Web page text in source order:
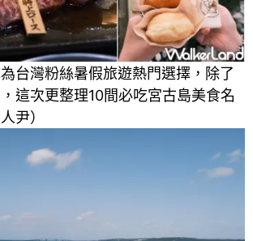
台灣粉絲暑假旅遊熱門選擇，除了
這次更整理10間必吃宮古島美食名
尹）